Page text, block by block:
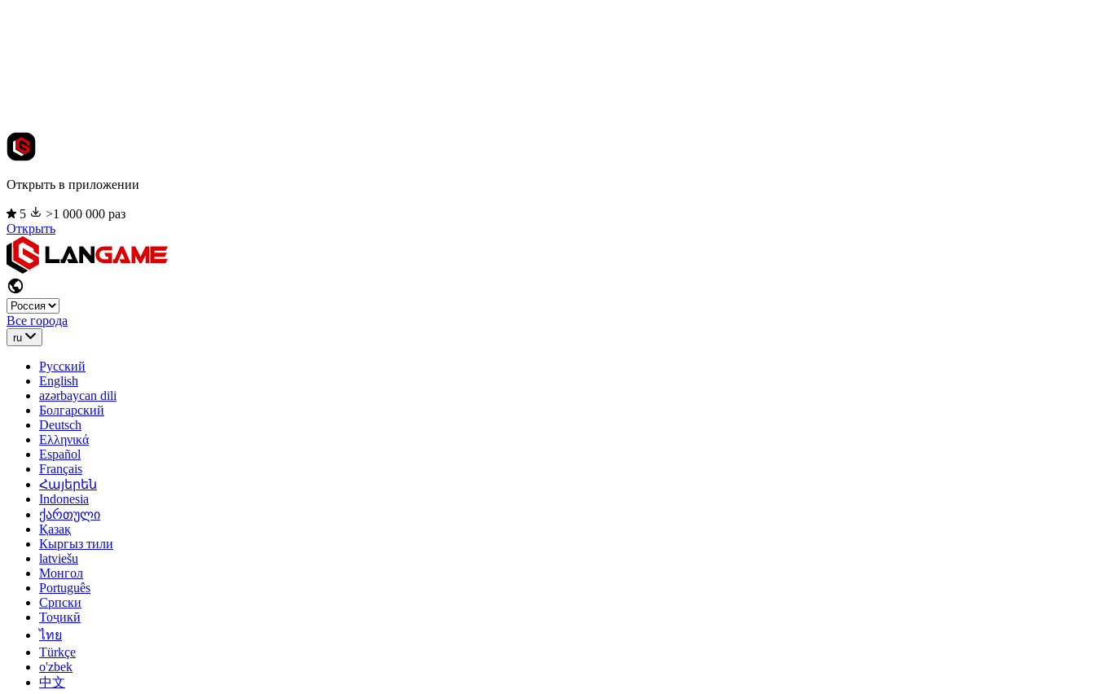
Открыть в приложении
5
>1 000 000 раз
Открыть
Все города
ru
Русский
English
azərbaycan dili
Болгарский
Deutsch
Ελληνικά
Español
Français
Հայերեն
Indonesia
ქართული
Қазақ
Кыргыз тили
latviešu
Монгол
Português
Српски
Тоҷикӣ
ไทย
Türkçe
o'zbek
中文